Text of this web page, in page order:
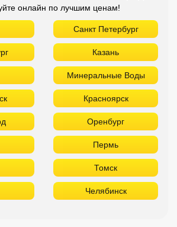
онлайн по лучшим ценам!
Санкт Петербург
Казань
Минеральные Воды
Красноярск
Оренбург
Пермь
Томск
Челябинск